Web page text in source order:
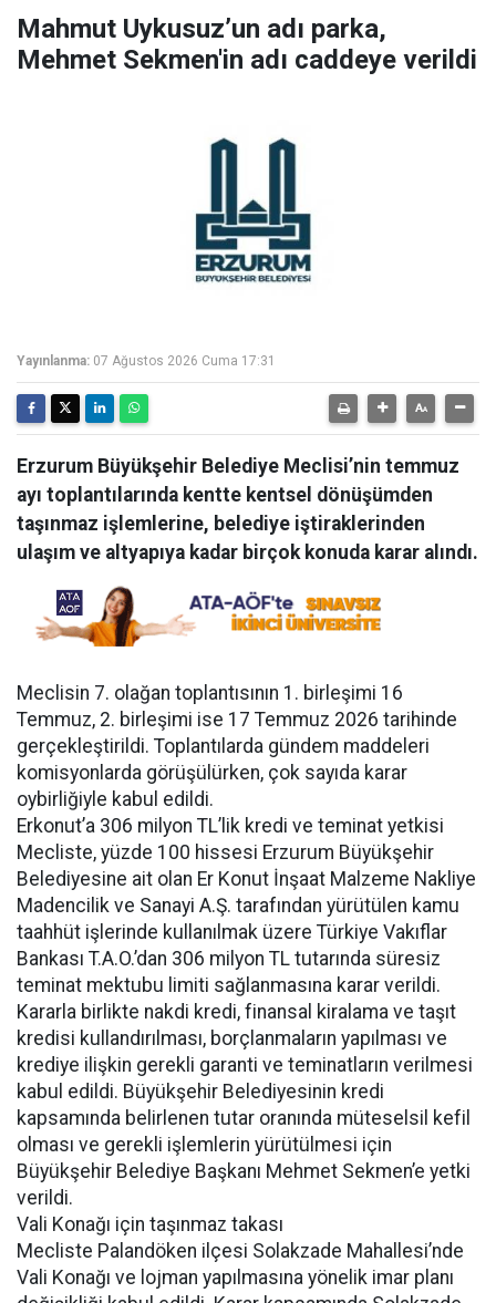
Mahmut Uykusuz’un adı parka,
Mehmet Sekmen'in adı caddeye verildi
Yayınlanma: 07 Ağustos 2026 Cuma 17:31
Erzurum Büyükşehir Belediye Meclisi’nin temmuz
ayı toplantılarında kentte kentsel dönüşümden
taşınmaz işlemlerine, belediye iştiraklerinden
ulaşım ve altyapıya kadar birçok konuda karar alındı.
Meclisin 7. olağan toplantısının 1. birleşimi 16
Temmuz, 2. birleşimi ise 17 Temmuz 2026 tarihinde
gerçekleştirildi. Toplantılarda gündem maddeleri
komisyonlarda görüşülürken, çok sayıda karar
oybirliğiyle kabul edildi.
Erkonut’a 306 milyon TL’lik kredi ve teminat yetkisi
Mecliste, yüzde 100 hissesi Erzurum Büyükşehir
Belediyesine ait olan Er Konut İnşaat Malzeme Nakliye
Madencilik ve Sanayi A.Ş. tarafından yürütülen kamu
taahhüt işlerinde kullanılmak üzere Türkiye Vakıflar
Bankası T.A.O.’dan 306 milyon TL tutarında süresiz
teminat mektubu limiti sağlanmasına karar verildi.
Kararla birlikte nakdi kredi, finansal kiralama ve taşıt
kredisi kullandırılması, borçlanmaların yapılması ve
krediye ilişkin gerekli garanti ve teminatların verilmesi
kabul edildi. Büyükşehir Belediyesinin kredi
kapsamında belirlenen tutar oranında müteselsil kefil
olması ve gerekli işlemlerin yürütülmesi için
Büyükşehir Belediye Başkanı Mehmet Sekmen’e yetki
verildi.
Vali Konağı için taşınmaz takası
Mecliste Palandöken ilçesi Solakzade Mahallesi’nde
Vali Konağı ve lojman yapılmasına yönelik imar planı